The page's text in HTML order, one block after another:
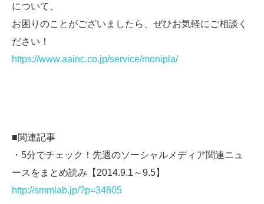
について、
お困りのことがございましたら、ぜひお気軽にご相談く
ださい！
https://www.aainc.co.jp/service/monipla/
■関連記事
・5分でチェック！先週のソーシャルメディア関連ニュ
ースをまとめ読み【2014.9.1～9.5】
http://smmlab.jp/?p=34805